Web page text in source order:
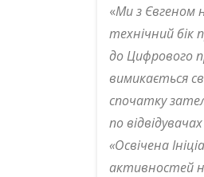
«Ми з Євгеном
технічний бік
до Цифрового
вимикається
спочатку
по
«Освічена
активностей